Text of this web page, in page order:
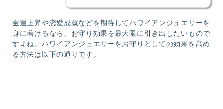
金運上昇や恋愛成就などを期待してハワイアンジュエリーを
身に着けるなら、お守り効果を最大限に引き出したいもので
すよね。ハワイアンジュエリーをお守りとしての効果を高め
る方法は以下の通りです。